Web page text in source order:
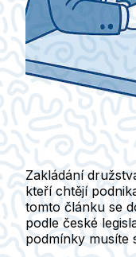
Zakládání
kteří chtějí
tomto článku se
podle české
podmínky musíte